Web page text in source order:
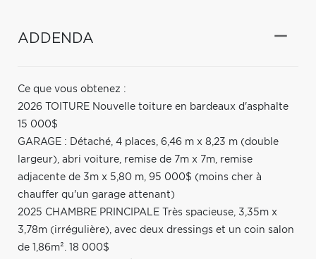
ADDENDA
Ce que vous obtenez :
2026 TOITURE Nouvelle toiture en bardeaux d'asphalte
15 000$
GARAGE : Détaché, 4 places, 6,46 m x 8,23 m (double
largeur), abri voiture, remise de 7m x 7m, remise
adjacente de 3m x 5,80 m, 95 000$ (moins cher à
chauffer qu'un garage attenant)
2025 CHAMBRE PRINCIPALE Très spacieuse, 3,35m x
3,78m (irrégulière), avec deux dressings et un coin salon
de 1,86m². 18 000$